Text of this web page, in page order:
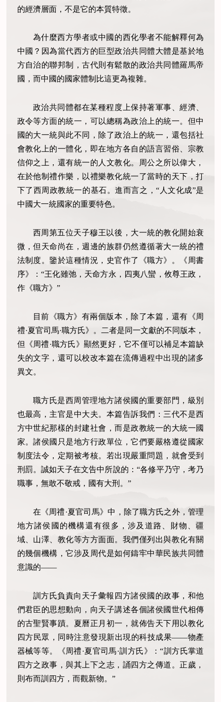
的經濟層面，不是它的本質特徵。
為什麼西方學者或中國的西化學者不能解釋何為
中國？因為當代西方的巨型政治共同體大體是基於地
方自治的聯邦制，古代則有鬆散的政治共同體羅馬帝
國，而中國的國家體制比這更為複雜。
政治共同體都在某種程度上保持著軍事、經濟、
政令等方面的統一，可以總稱為政治上的統一。但中
國的大一統與此不同，除了政治上的統一，還包括社
會教化上的一體化，即在地方各自的語言習俗、宗教
信仰之上，還有統一的人文教化。周公之所以偉大，
在於他制禮作樂，以禮樂教化統一了當時的天下，打
下了西周政教統一的基石。進而言之，“人文化成”是
中國大一統國家的重要特色。
西周第五位天子穆王以後，大一統的教化開始衰
微，但天命尚在，週邊的族群仍然遵循著大一統的禮
法制度。鑒於這種情況，史官作了《職方》。《周書
序》：“王化雖弛，天命方永，四夷八蠻，攸尊王政，
作《職方》”
目前《職方》有兩個版本，除了本篇，還有《周
禮·夏官司馬·職方氏》。二者是同一文獻的不同版本，
但《周禮·職方氏》顯然更好，它不僅可以補足本篇缺
失的文字，還可以校改本篇在流傳過程中出現的諸多
異文。
職方氏是西周管理地方諸侯國的重要部門，級別
也最高，主官是中大夫。本篇告訴我們：三代不是西
方中世紀那樣的封建社會，而是政教統一的大統一國
家。諸侯國只是地方行政單位，它們要嚴格遵從國家
制度法令，定期被考核。若出現嚴重問題，就會受到
刑罰。誠如天子在文告中所說的：“各修平乃守，考乃
職事，無敢不敬戒，國有大刑。”
在《周禮·夏官司馬》中，除了職方氏之外，管理
地方諸侯國的機構還有很多，涉及道路、財物、疆
域、山澤、教化等方方面面。我們僅列出與教化有關
的幾個機構，它涉及周代是如何鑄牢中華民族共同體
意識的——
訓方氏負責向天子彙報四方諸侯國的政事，和他
們君臣的思想動向，向天子講述各個諸侯國世代相傳
的古聖賢事蹟。夏曆正月初一，就佈告天下用以教化
四方民眾，同時注意發現新出現的科技成果——物產
器械等等。《周禮·夏官司馬·訓方氏》：“訓方氏掌道
四方之政事，與其上下之志，誦四方之傳道。正歲，
則布而訓四方，而觀新物。”